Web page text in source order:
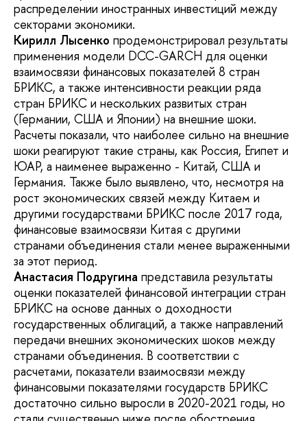
распределении иностранных инвестиций между
секторами экономики.
Кирилл Лысенко продемонстрировал результаты
применения модели DCC-GARCH для оценки
взаимосвязи финансовых показателей 8 стран
БРИКС, а также интенсивности реакции ряда
стран БРИКС и нескольких развитых стран
(Германии, США и Японии) на внешние шоки.
Расчеты показали, что наиболее сильно на внешние
шоки реагируют такие страны, как Россия, Египет и
ЮАР, а наименее выраженно - Китай, США и
Германия. Также было выявлено, что, несмотря на
рост экономических связей между Китаем и
другими государствами БРИКС после 2017 года,
финансовые взаимосвязи Китая с другими
странами объединения стали менее выраженными
за этот период.
Анастасия Подругина представила результаты
оценки показателей финансовой интеграции стран
БРИКС на основе данных о доходности
государственных облигаций, а также направлений
передачи внешних экономических шоков между
странами объединения. В соответствии с
расчетами, показатели взаимосвязи между
финансовыми показателями государств БРИКС
достаточно сильно выросли в 2020-2021 годы, но